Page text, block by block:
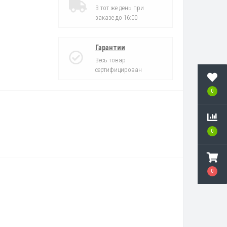
0
0
0
В тот же день при
заказе до 16:00
Гарантии
Весь товар
сертифицирован